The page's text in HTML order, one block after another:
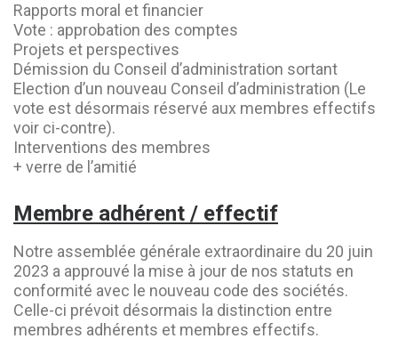
Rapports moral et financier
Vote : approbation des comptes
Projets et perspectives
Démission du Conseil d’administration sortant
Election d’un nouveau Conseil d’administration (Le
vote est désormais réservé aux membres effectifs
voir ci-contre).
Interventions des membres
+ verre de l’amitié
Membre adhérent / effectif
Notre assemblée générale extraordinaire du 20 juin
2023 a approuvé la mise à jour de nos statuts en
conformité avec le nouveau code des sociétés.
Celle-ci prévoit désormais la distinction entre
membres adhérents et membres effectifs.